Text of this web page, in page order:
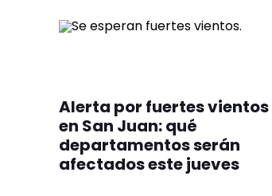
Alerta por fuertes vientos
en San Juan: qué
departamentos serán
afectados este jueves